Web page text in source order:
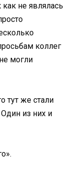
не являлась
коллег
могли
тут же стали
из них и